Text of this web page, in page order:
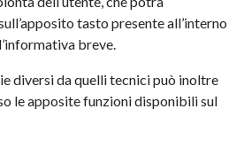
tasto presente all’interno
breve.
diversi da quelli tecnici può inoltre
le apposite funzioni disponibili sul